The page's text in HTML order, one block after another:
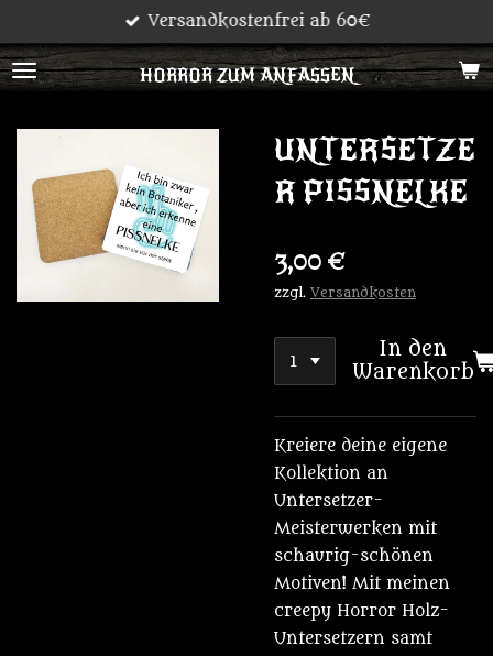
Hauptinhalt
springen
HORROR ZUM ANFASSEN
Versandkostenfrei ab 60€
UNTERSETZE
R PISSNELKE
3,00 €
zzgl. Versandkosten
In den
Warenkorb
Kreiere deine eigene
Kollektion an
Untersetzer-
Meisterwerken mit
schaurig-schönen
Motiven! Mit meinen
creepy Horror Holz-
Untersetzern samt